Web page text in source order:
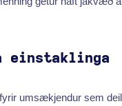
einstaklinga
umsækjendur sem